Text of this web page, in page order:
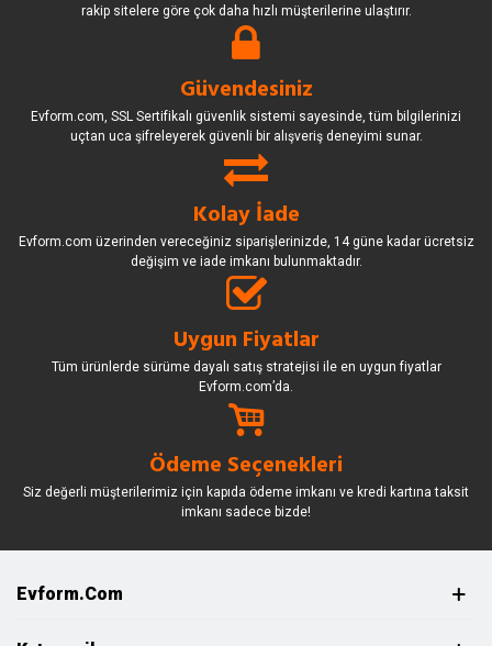
rakip sitelere göre çok daha hızlı müşterilerine ulaştırır.
Güvendesiniz
Evform.com, SSL Sertifikalı güvenlik sistemi sayesinde, tüm bilgilerinizi
uçtan uca şifreleyerek güvenli bir alışveriş deneyimi sunar.
Kolay İade
Evform.com üzerinden vereceğiniz siparişlerinizde, 14 güne kadar ücretsiz
değişim ve iade imkanı bulunmaktadır.
Uygun Fiyatlar
Tüm ürünlerde sürüme dayalı satış stratejisi ile en uygun fiyatlar
Evform.com’da.
Ödeme Seçenekleri
Siz değerli müşterilerimiz için kapıda ödeme imkanı ve kredi kartına taksit
imkanı sadece bizde!
Evform.com